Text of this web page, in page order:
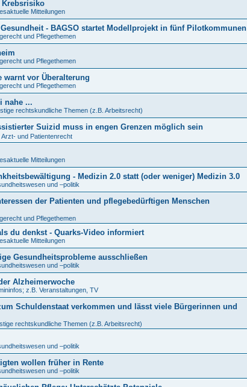
Krebsrisiko
Mitteilungen
- BAGSO startet Modellprojekt in fünf Pilotkommunen
und Pflegethemen
und Pflegethemen
warnt vor Überalterung
und Pflegethemen
nahe ...
rechtskundliche Themen (z.B. Arbeitsrecht)
Suizid muss in engen Grenzen möglich sein
Arzt- und Patientenrecht
Mitteilungen
- Medizin 2.0 statt (oder weniger) Medizin 3.0
und –politik
der Patienten und pflegebedürftigen Menschen
und Pflegethemen
du denkst - Quarks-Video informiert
Mitteilungen
Gesundheitsprobleme ausschließen
und –politik
Alzheimerwoche
z.B. Veranstaltungen, TV
Schuldenstaat verkommen und lässt viele Bürgerinnen und
rechtskundliche Themen (z.B. Arbeitsrecht)
und –politik
wollen früher in Rente
und –politik